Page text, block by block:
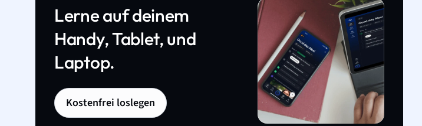
Lerne auf deinem
Handy, Tablet, und
Laptop.
Kostenfrei loslegen